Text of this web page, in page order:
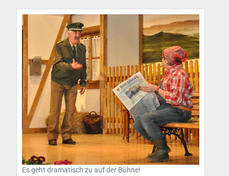
Es geht dramatisch zu auf der Bühne!